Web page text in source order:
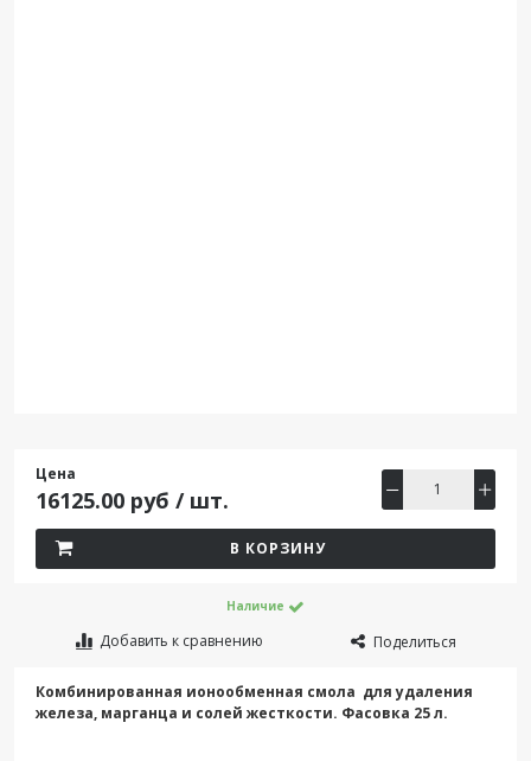
Цена
16125.00 руб / шт.
В КОРЗИНУ
Наличие
Добавить к сравнению Поделиться
Комбинированная ионообменная смола для удаления
железа, марганца и солей жесткости. Фасовка 25 л.